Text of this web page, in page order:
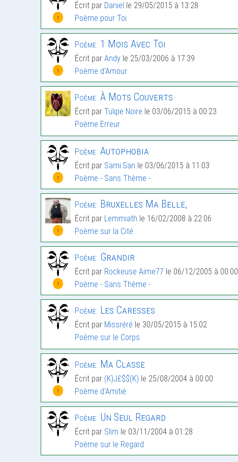
1
Écrit par Daniel
le 29/05/2015 à 13:28
Poème pour Toi
1
Poème: 1 Mois Avec Toi
Écrit par Andy le 25/03/2006 à 17:39
Poème d'Amour
Poème: À Mots Couverts
Écrit par Tulipe Noire le 03/06/2015 à 00:23
Poème Erreur
1
Poème: Autophobia
Écrit par Sami.San le 03/06/2015 à 11:03
Poème - Sans Thème -
1
Poème: Bruxelles Ma Belle,
Écrit par Lemmiath le 16/02/2008 à 22:06
Poème sur la Cité
1
Poème: Grandir
Écrit par Rockeuse Aime77 le 06/12/2005 à 00:00
Poème - Sans Thème -
Poème: Les Caresses
Écrit par Missréré le 30/05/2015 à 15:02
Poème sur le Corps
1
Poème: Ma Classe
Écrit par (K)J£$$(K) le 25/08/2004 à 00:00
Poème d'Amitié
Poème: Un Seul Regard
Écrit par Slim le 03/11/2004 à 01:28
Poème sur le Regard